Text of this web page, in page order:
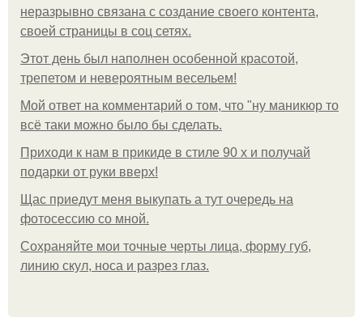
неразрывно связана с создание своего контента,
своей страницы в соц сетях.
Этот день был наполнен особенной красотой,
трепетом и невероятным весельем!
Мой ответ на комментарий о том, что "ну маникюр то
всё таки можно было бы сделать.
Приходи к нам в прикиде в стиле 90 х и получай
подарки от руки вверх!
Щас приедут меня выкупать а тут очередь на
фотосессию со мной.
Сохраняйте мои точные черты лица, форму губ,
линию скул, носа и разрез глаз.